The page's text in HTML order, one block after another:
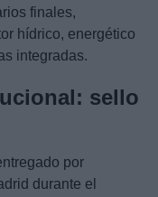
finales,
hídrico, energético
integradas.
sello
por
durante el